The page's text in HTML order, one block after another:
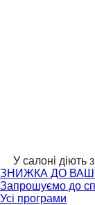
У салоні діють
ЗНИЖКА ДО
Запрошуємо до
Усі програми